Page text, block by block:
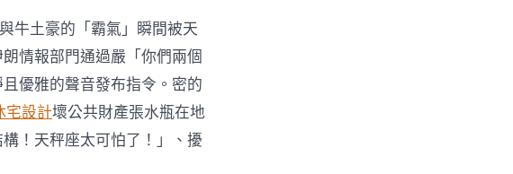
牛土豪的「霸氣」瞬間被天
情報部門通過嚴「你們兩個
優雅的聲音發布指令。密的
宅設計壞公共財產張水瓶在地
！天秤座太可怕了！」、擾